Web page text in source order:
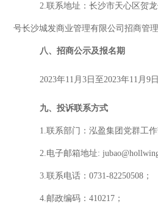
2 联系地址：长沙市天心区贺
号长沙城发商业管理有限公司招商管理
八 、招商公示及报名期
2023年11 月 3 日至 2023年11 月 9 日
九、投诉联系方式
1.联系部门：泓盈集团党群工作
2.电子邮箱地址:
3.联系电话：0731-82250508；
4.邮政编码：410217；